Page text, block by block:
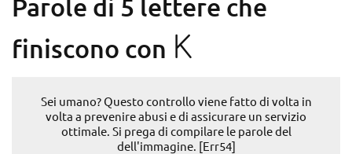
Parole di 5 lettere che
finiscono con K
Sei umano? Questo controllo viene fatto di volta in
volta a prevenire abusi e di assicurare un servizio
ottimale. Si prega di compilare le parole del
dell'immagine. [Err54]